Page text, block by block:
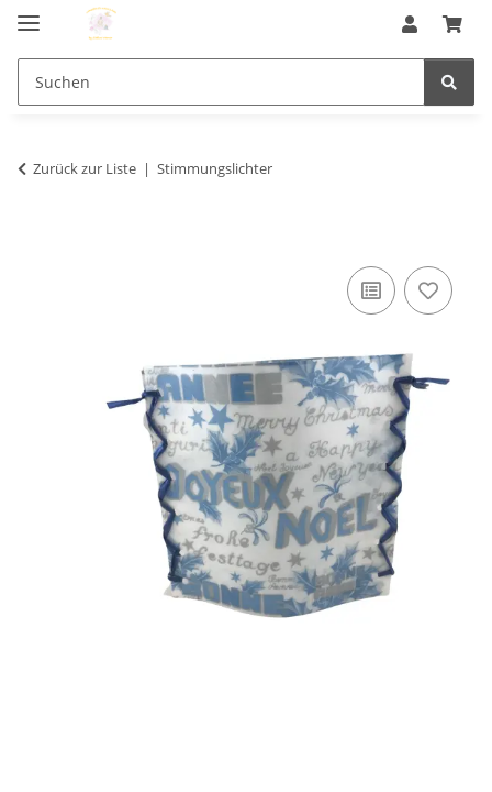
Zurück zur Liste Stimmungslichter